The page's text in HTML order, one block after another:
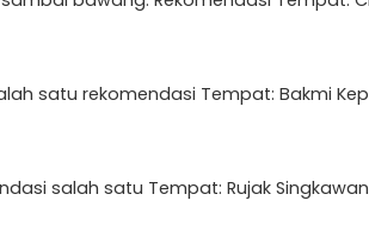
satu rekomendasi Tempat: Bakmi
salah satu Tempat: Rujak